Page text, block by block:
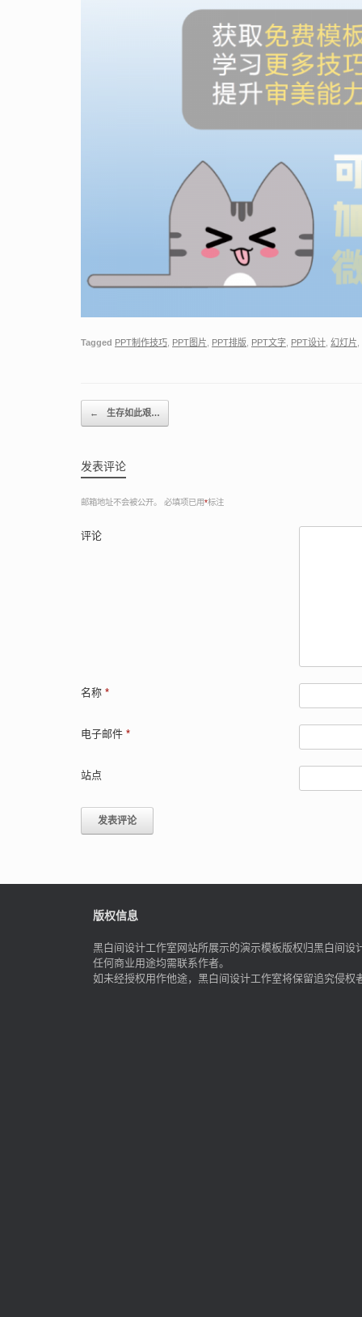
Tagged PPT制作技巧 PPT图片 PPT排版 PPT文字 PPT设计 幻灯片
Post navigation
← 生存如此艰…
发表评论
邮箱地址不会被公开。 必填项已用*标注
评论
名称 *
电子邮件 *
站点
版权信息
黑白间设计工作室网站所展示的演示模板版权归黑白间设
任何商业用途均需联系作者。
如未经授权用作他途，黑白间设计工作室将保留追究侵权